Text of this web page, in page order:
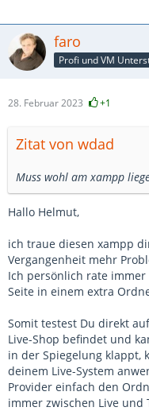
faro
28. Februar 2023 +1
Zitat von wdad
Muss wohl am xampp
Hallo Helmut,
ich traue diesen xampp
Vergangenheit mehr
Ich persönlich rate
Seite in einem extra
Somit testest Du direkt
Live-Shop befindet und
in der Spiegelung klappt,
deinem Live-System
Provider einfach den
immer zwischen Live